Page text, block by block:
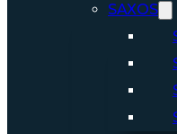
SAXOS